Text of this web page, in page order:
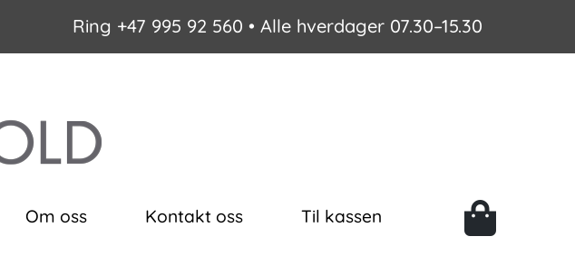
Ring +47 995 92 560 • Alle hverdager 07.30–15.30
Om oss Kontakt oss Til kassen